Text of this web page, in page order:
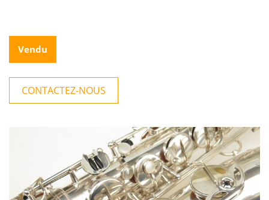
Vendu
CONTACTEZ-NOUS